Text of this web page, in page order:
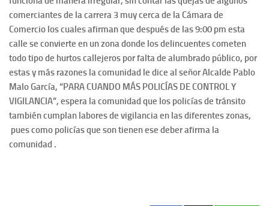
comerciantes de la carrera 3 muy cerca de la Cámara de
Comercio los cuales afirman que después de las 9:00 pm esta
calle se convierte en un zona donde los delincuentes cometen
todo tipo de hurtos callejeros por falta de alumbrado público, por
estas y más razones la comunidad le dice al señor Alcalde Pablo
Malo García, “PARA CUANDO MÁS POLICÍAS DE CONTROL Y
VIGILANCIA”, espera la comunidad que los policías de tránsito
también cumplan labores de vigilancia en las diferentes zonas,
pues como policías que son tienen ese deber afirma la
comunidad .